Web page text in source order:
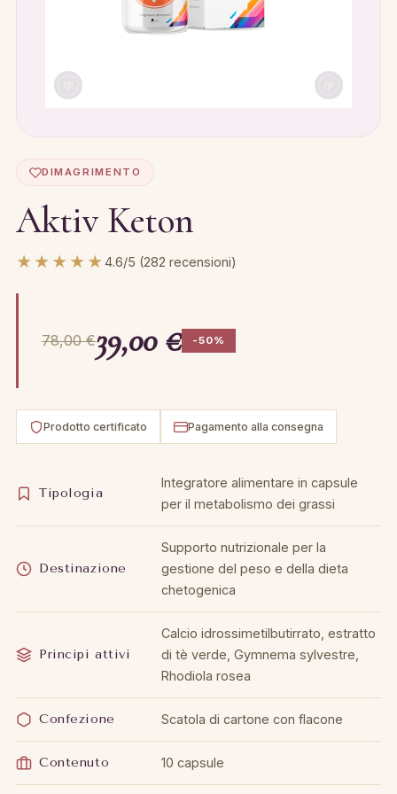
DIMAGRIMENTO
Aktiv Keton
★★★★★4.6/5 (282 recensioni)
78,00 €39,00 € -50%
Prodotto certificato Pagamento alla consegna
Tipologia
Integratore alimentare in capsule
per il metabolismo dei grassi
Destinazione
Supporto nutrizionale per la
gestione del peso e della dieta
chetogenica
Principi attivi
Calcio idrossimetilbutirrato, estratto
di tè verde, Gymnema sylvestre,
Rhodiola rosea
Confezione Scatola di cartone con flacone
Contenuto 10 capsule